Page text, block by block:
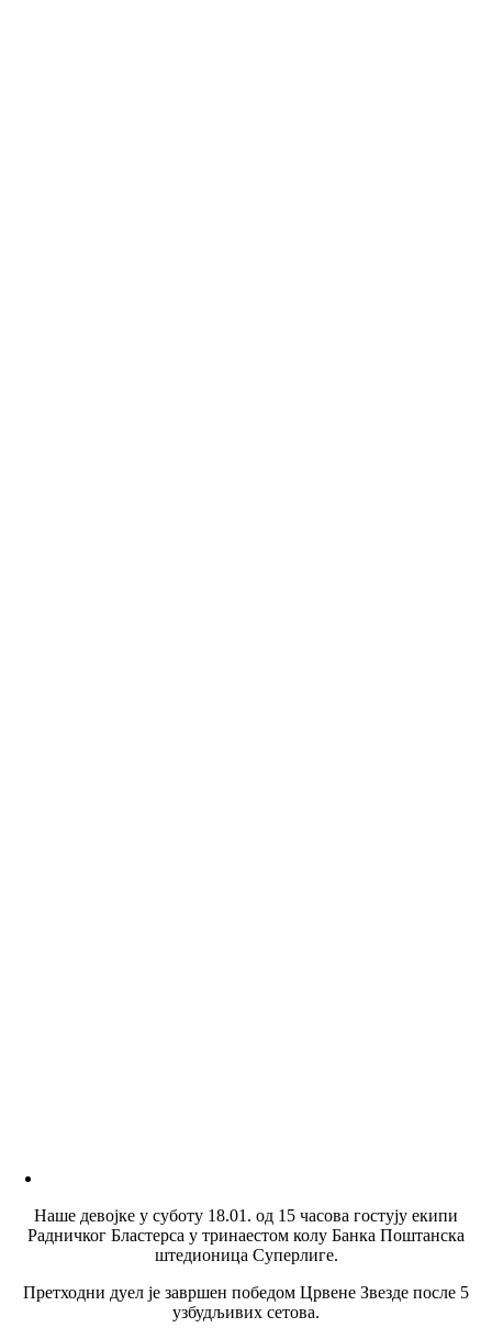
Наше девојке у суботу 18.01. од 15 часова гостују екипи
Радничког Бластерса у тринаестом колу Банка Поштанска
штедионица Суперлиге.
Претходни дуел је завршен победом Црвене Звезде после 5
узбудљивих сетова.